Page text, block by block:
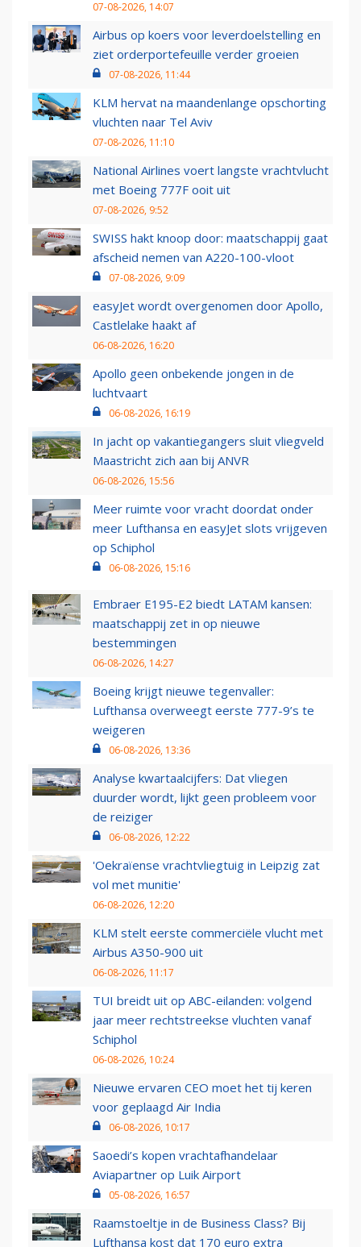
07-08-2026, 14:07
Airbus op koers voor leverdoelstelling en
ziet orderportefeuille verder groeien
07-08-2026, 11:44
KLM hervat na maandenlange opschorting
vluchten naar Tel Aviv
07-08-2026, 11:10
National Airlines voert langste vrachtvlucht
met Boeing 777F ooit uit
07-08-2026, 9:52
SWISS hakt knoop door: maatschappij gaat
afscheid nemen van A220-100-vloot
07-08-2026, 9:09
easyJet wordt overgenomen door Apollo,
Castlelake haakt af
06-08-2026, 16:20
Apollo geen onbekende jongen in de
luchtvaart
06-08-2026, 16:19
In jacht op vakantiegangers sluit vliegveld
Maastricht zich aan bij ANVR
06-08-2026, 15:56
Meer ruimte voor vracht doordat onder
meer Lufthansa en easyJet slots vrijgeven
op Schiphol
06-08-2026, 15:16
Embraer E195-E2 biedt LATAM kansen:
maatschappij zet in op nieuwe
bestemmingen
06-08-2026, 14:27
Boeing krijgt nieuwe tegenvaller:
Lufthansa overweegt eerste 777-9’s te
weigeren
06-08-2026, 13:36
Analyse kwartaalcijfers: Dat vliegen
duurder wordt, lijkt geen probleem voor
de reiziger
06-08-2026, 12:22
'Oekraïense vrachtvliegtuig in Leipzig zat
vol met munitie'
06-08-2026, 12:20
KLM stelt eerste commerciële vlucht met
Airbus A350-900 uit
06-08-2026, 11:17
TUI breidt uit op ABC-eilanden: volgend
jaar meer rechtstreekse vluchten vanaf
Schiphol
06-08-2026, 10:24
Nieuwe ervaren CEO moet het tij keren
voor geplaagd Air India
06-08-2026, 10:17
Saoedi’s kopen vrachtafhandelaar
Aviapartner op Luik Airport
05-08-2026, 16:57
Raamstoeltje in de Business Class? Bij
Lufthansa kost dat 170 euro extra